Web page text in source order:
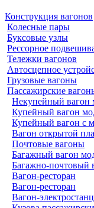
Конструкция вагонов
Колесные пары
Буксовые узлы
Рессорное
Тележки вагонов
Автосцепное
Грузовые вагоны
Пассажирские
Некупейный вагон
Купейный вагон
Купейный вагон с
Вагон открытой
Почтовые вагоны
Багажный вагон
Багажно-почтовый
Вагон-ресторан
Вагон-ресторан
Вагон-